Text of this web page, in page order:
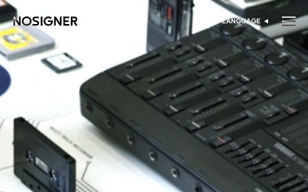
خانه انتخاب زبان
LANGUAGE